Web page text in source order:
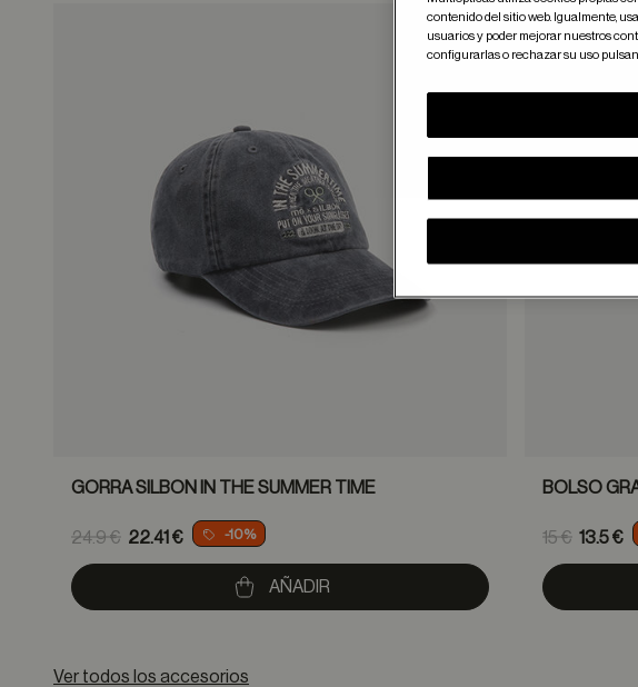
Guardar en favoritos
GORRA SILBON IN THE SUMMER TIME
Price reduced from
24.9 €
to
22.41 € -10%
AÑADIR
BOLSO
Price
15 €
to
13.5 €
Ver todos los accesorios
contenido del sitio web. Igualmente,
usuarios y poder mejorar nuestros
configurarlas o rechazar su uso